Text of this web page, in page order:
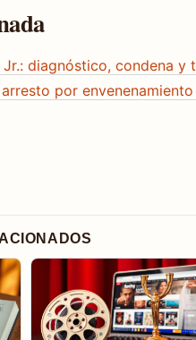
diagnóstico, condena y
arresto por